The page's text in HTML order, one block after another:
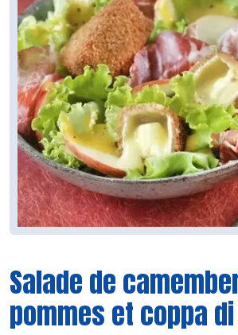
Salade de
pommes et coppa